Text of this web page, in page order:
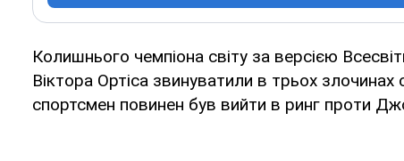
Колишнього чемпіона світу за версією
Віктора Ортіса звинуватили в трьох
спортсмен повинен був вийти в ринг проти